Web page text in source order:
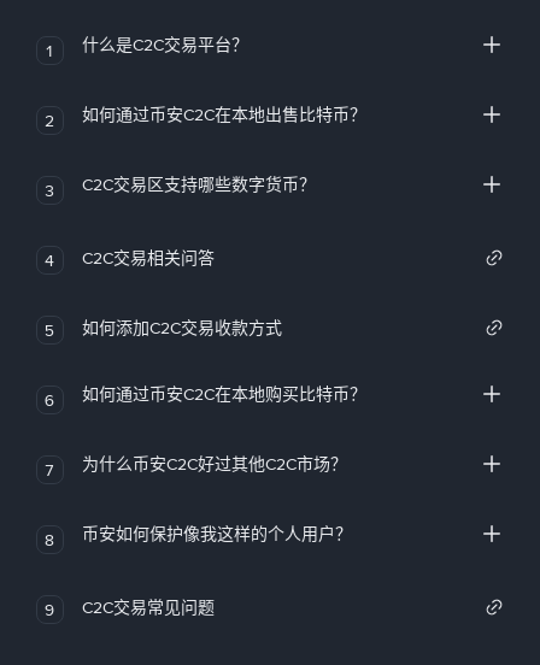
1 什么是C2C交易平台？
2 如何通过币安C2C在本地出售比特币？
3 C2C交易区支持哪些数字货币？
4 C2C交易相关问答
5 如何添加C2C交易收款方式
6 如何通过币安C2C在本地购买比特币？
7 为什么币安C2C好过其他C2C市场？
8 币安如何保护像我这样的个人用户？
9 C2C交易常见问题